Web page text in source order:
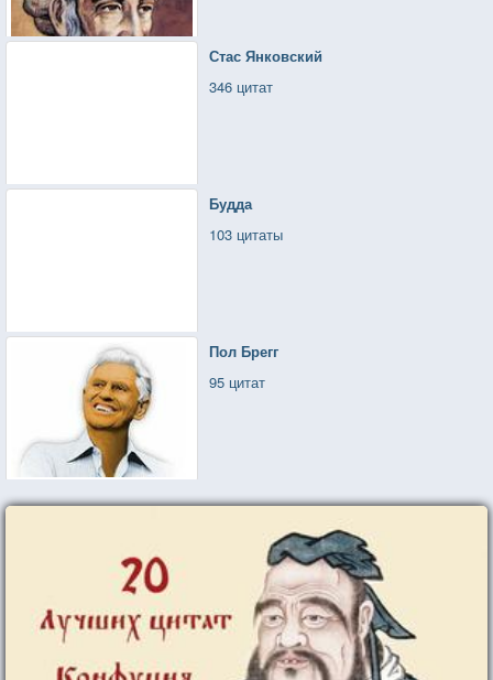
Стас Янковский
346 цитат
Будда
103 цитаты
Пол Брегг
95 цитат